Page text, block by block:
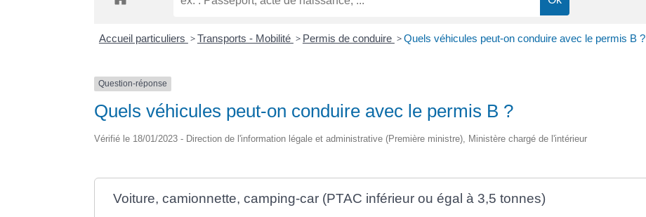
Accueil particuliers >Transports - Mobilité > Permis de conduire >Quels véhicules peut-on conduire avec le permis B ?
Question-réponse
Quels véhicules peut-on conduire avec le permis B ?
Vérifié le 18/01/2023 - Direction de l'information légale et administrative (Première ministre), Ministère chargé de l'intérieur
Voiture, camionnette, camping-car (PTAC inférieur ou égal à 3,5 tonnes)